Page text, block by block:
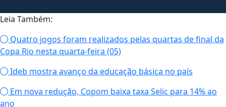
Leia Também:
Quatro jogos foram realizados pelas quartas de final da
Copa Rio nesta quarta-feira (05)
Ideb mostra avanço da educação básica no país
Em nova redução, Copom baixa taxa Selic para 14% ao
ano